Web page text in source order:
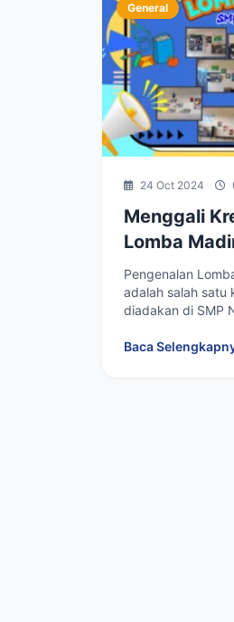
General
24 Oct 2024
Menggali
Lomba
Bukateja
Pengenalan
adalah salah satu
diadakan di SMP
Baca